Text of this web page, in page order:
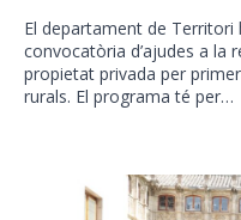
El departament de Territori
convocatòria d’ajudes a la
propietat privada per
rurals. El programa té per…